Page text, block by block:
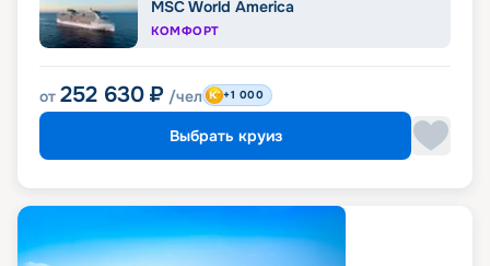
MSC World America
КОМФОРТ
от 252 630 ₽ /чел +1 000
Выбрать круиз